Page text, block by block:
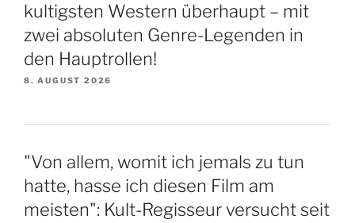
kultigsten Western überhaupt – mit
zwei absoluten Genre-Legenden in
den Hauptrollen!
8. AUGUST 2026
"Von allem, womit ich jemals zu tun
hatte, hasse ich diesen Film am
meisten": Kult-Regisseur versucht seit